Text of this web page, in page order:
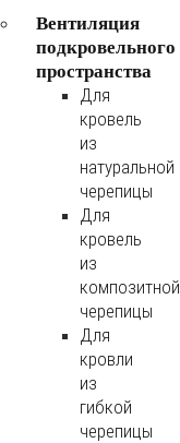
Вентиляция
подкровельного
пространства
Для
кровель
из
натуральной
черепицы
Для
кровель
из
композитной
черепицы
Для
кровли
из
гибкой
черепицы